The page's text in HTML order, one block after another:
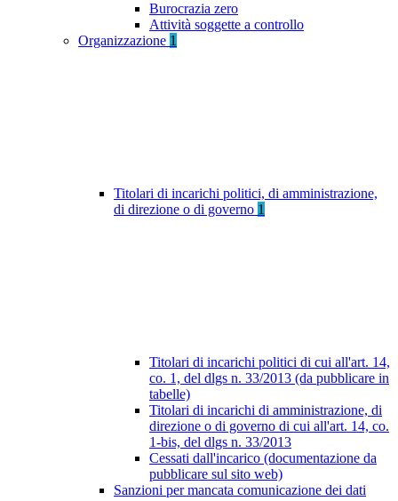
Burocrazia zero
Attività soggette a controllo
Organizzazione 1
Titolari di incarichi politici, di amministrazione,
di direzione o di governo 1
Titolari di incarichi politici di cui all'art. 14,
co. 1, del dlgs n. 33/2013 (da pubblicare in
tabelle)
Titolari di incarichi di amministrazione, di
direzione o di governo di cui all'art. 14, co.
1-bis, del dlgs n. 33/2013
Cessati dall'incarico (documentazione da
pubblicare sul sito web)
Sanzioni per mancata comunicazione dei dati